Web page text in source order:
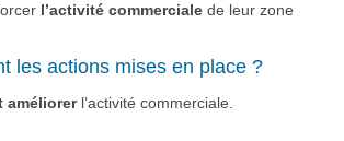
l’activité commerciale de leur zone
les actions mises en place ?
améliorerl’activité commerciale.